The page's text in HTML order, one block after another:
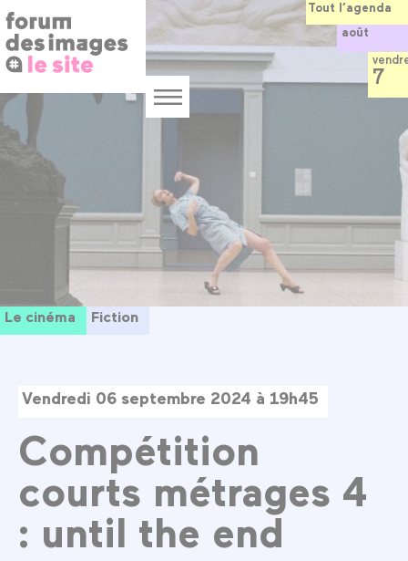
Panneau de gestion des cookies
au
contenu
principal
Menu
Le cinéma Fiction
Vendredi 06 septembre 2024 à 19h45
Compétition
courts métrages 4
: until the end
Tout l’agenda
août
7